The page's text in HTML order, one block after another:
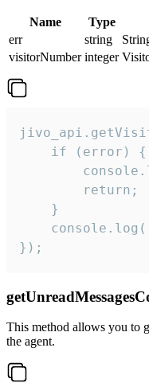
Name Type
err
string
visitorNumber integer
    if (error) {
        return;
    }
});
This method allows you to
the agent.